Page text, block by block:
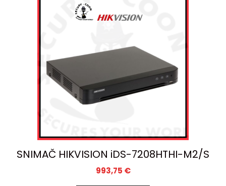
SNIMAČ HIKVISION iDS-7208HTHI-M2/S
993,75 €